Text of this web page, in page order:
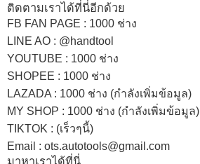
ติดตามเราได้ที่นี่อีกด้วย
FB FAN PAGE : 1000 ช่าง
LINE AO : @handtool
YOUTUBE : 1000 ช่าง
SHOPEE : 1000 ช่าง
LAZADA : 1000 ช่าง (กำลังเพิ่มข้อมูล)
MY SHOP : 1000 ช่าง (กำลังเพิ่มข้อมูล)
TIKTOK : (เร็วๆนี้)
Email : ots.autotools@gmail.com
มาหาเราได้ที่นี่